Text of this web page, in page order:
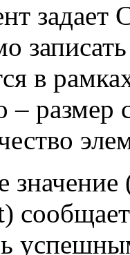
задает
в
– размер
значение